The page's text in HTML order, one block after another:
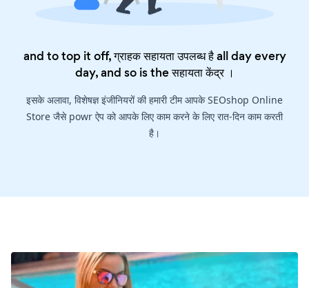
and to top it off, ग्राहक सहायता उपलब्ध है all day every
day, and so is theसहायता केंद्र।
इसके अलावा, विशेषज्ञ इंजीनियरों की हमारी टीम आपके SEOshop Online
Store जैसे powr ऐप को आपके लिए काम करने के लिए रात-दिन काम करती
है।